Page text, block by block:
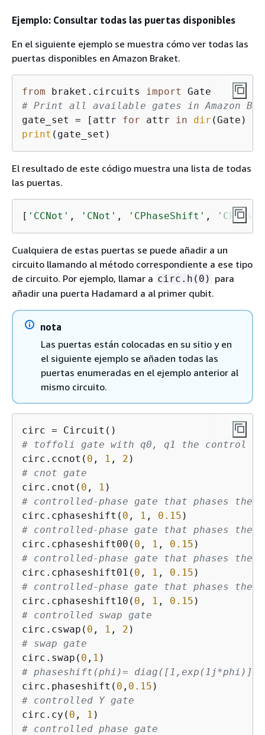
Ejemplo: Consultar todas las puertas disponibles
En el siguiente ejemplo se muestra cómo ver todas las
puertas disponibles en Amazon Braket.
from braket.circuits import
# Print all available gates in Amazon
gate_set = [attr for attr in dir (Gate)
print (gate_set)
El resultado de este código muestra una lista de todas
las puertas.
[ 'CCNot' , 'CNot' , 'CPhaseShift' ,
Cualquiera de estas puertas se puede añadir a un
circuito llamando al método correspondiente a ese tipo
de circuito. Por ejemplo, llamar a circ.h(0) para
añadir una puerta Hadamard a al primer qubit.
nota
Las puertas están colocadas en su sitio y en
el siguiente ejemplo se añaden todas las
puertas enumeradas en el ejemplo anterior al
mismo circuito.
# toffoli gate with q0, q1 the control
circ.ccnot( 0 , 1 , 2
# cnot gate
circ.cnot( 0 , 1
# controlled-phase gate that phases
circ.cphaseshift( 0 , 1 , 0.15
# controlled-phase gate that phases
circ.cphaseshift00( 0 , 1 , 0.15
# controlled-phase gate that phases
circ.cphaseshift01( 0 , 1 , 0.15
# controlled-phase gate that phases
circ.cphaseshift10( 0 , 1 , 0.15
# controlled swap gate
circ.cswap( 0 , 1 , 2
# swap gate
circ.swap( 0 , 1
# phaseshift(phi)= diag([1,exp(1j*phi)])
circ.phaseshift( 0 , 0.15
# controlled Y gate
circ.cy( 0 , 1
# controlled phase gate